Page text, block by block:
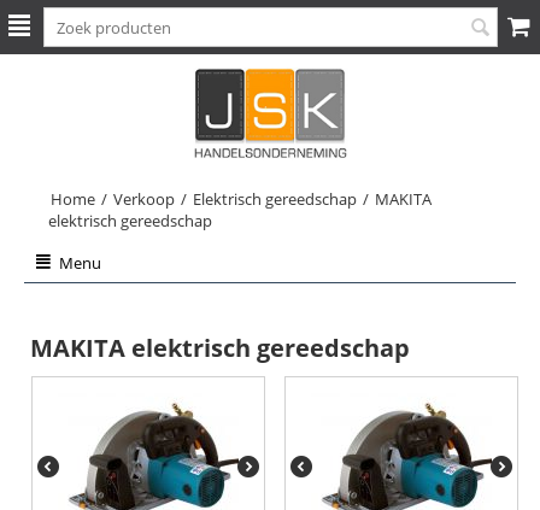
Home / Verkoop / Elektrisch gereedschap / MAKITA
elektrisch gereedschap
Menu
MAKITA elektrisch gereedschap